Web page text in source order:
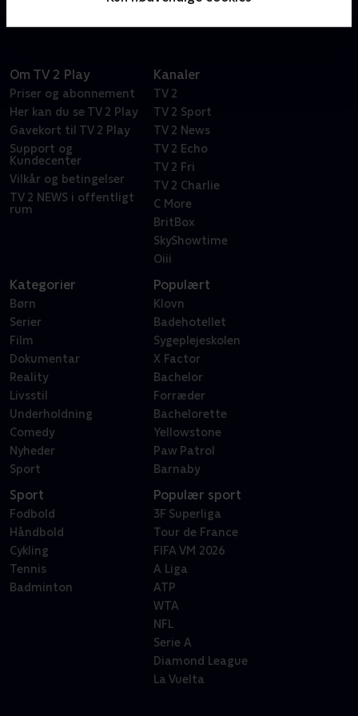
Om TV 2 Play
Priser og abonnement
Her kan du se TV 2 Play
Gavekort til TV 2 Play
Support og
Kundecenter
Vilkår og betingelser
TV 2 NEWS i offentligt
rum
Kanaler
TV 2
TV 2 Sport
TV 2 News
TV 2 Echo
TV 2 Fri
TV 2 Charlie
C More
BritBox
SkyShowtime
Oiii
Kategorier
Børn
Serier
Film
Dokumentar
Reality
Livsstil
Underholdning
Comedy
Nyheder
Sport
Populært
Klovn
Badehotellet
Sygeplejeskolen
X Factor
Bachelor
Forræder
Bachelorette
Yellowstone
Paw Patrol
Barnaby
Sport
Fodbold
Håndbold
Cykling
Tennis
Badminton
Populær sport
3F Superliga
Tour de France
FIFA VM 2026
A Liga
ATP
WTA
NFL
Serie A
Diamond League
La Vuelta